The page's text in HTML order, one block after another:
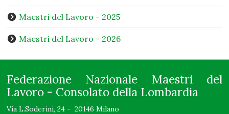
Maestri del Lavoro - 2025
Maestri del Lavoro - 2026
Federazione Nazionale Maestri del
Lavoro - Consolato della Lombardia
Via L.Soderini, 24 - 20146 Milano